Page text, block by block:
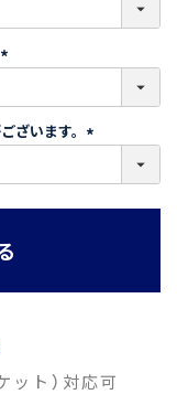
必
)
必
須
)
ざいます。
必
ット）対応可